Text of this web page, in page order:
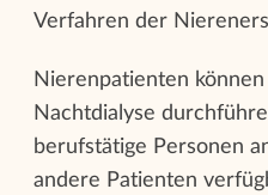
Verfahren der
Nierenpatienten
Nachtdialyse
berufstätige Personen
andere Patienten